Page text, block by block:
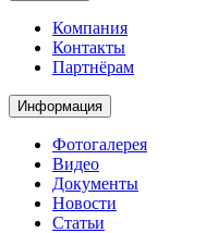
Компания
Контакты
Партнёрам
Информация
Фотогалерея
Видео
Документы
Новости
Статьи